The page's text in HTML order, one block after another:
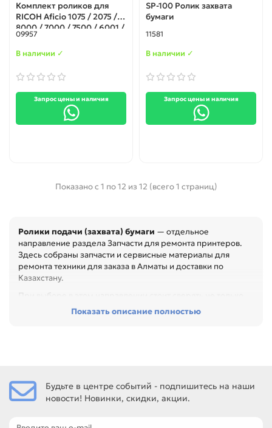
Комплект роликов для
RICOH Aficio 1075 / 2075 /
8000 / 7000 / 7500 / 6001 /
9001 (AF032080 /
AF030081 / AF031082)
09957
В наличии ✓
Запрос цены и наличия
SP-100 Ролик захвата
бумаги
11581
В наличии ✓
Запрос цены и наличия
Показано с 1 по 12 из 12 (всего 1 страниц)
Ролики подачи (захвата) бумаги — отдельное
направление раздела Запчасти для ремонта принтеров.
Здесь собраны запчасти и сервисные материалы для
ремонта техники для заказа в Алматы и доставки по
Казахстану.
При выборе в этом направлении стоит сверять не только
название товара, но и технические параметры в карточке.
Среди товаров этого направления есть, например: Резинка
ролика подачи бумаги для RICOH SP-100, Комплект
AF03-1090 / AF03-2090 / AF030090 / AF031090 /
Показать описание полностью
Будьте в центре событий - подпишитесь на наши
новости! Новинки, скидки, акции.